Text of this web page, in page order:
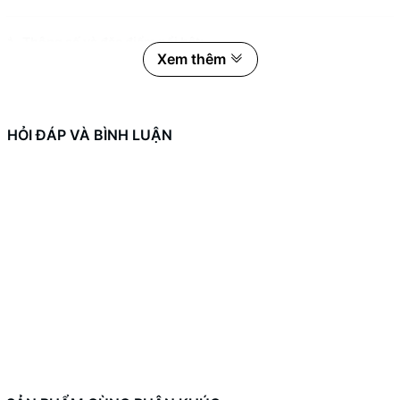
Thông số và đặc điểm nổi bật:
Gia công từnhôm nguyên khối
Xem thêm
HỎI ĐÁP VÀ BÌNH LUẬN